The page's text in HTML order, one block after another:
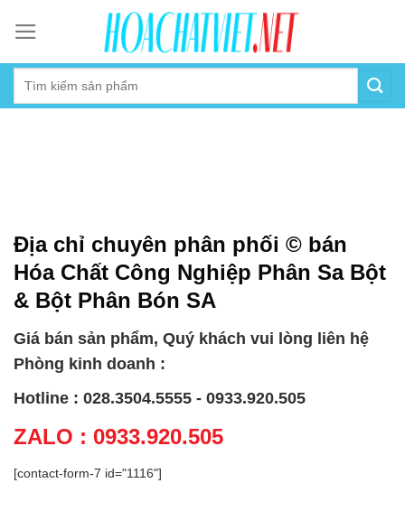
content
Địa chỉ chuyên phân phối © bán
Hóa Chất Công Nghiệp Phân Sa Bột
& Bột Phân Bón SA
Giá bán sản phẩm, Quý khách vui lòng liên hệ
Phòng kinh doanh :
Hotline : 028.3504.5555 - 0933.920.505
ZALO : 0933.920.505
[contact-form-7 id="1116"]